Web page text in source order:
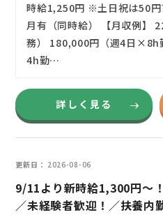
時給1,250円 ※土日祝は50
月有（同時給） 【月収例】
務） 180,000円（週4日×8h
4h勤…
詳しく見る
更新日 2026-08-06
9/11より新時給1,300円～
／未経験者歓迎！／扶養内